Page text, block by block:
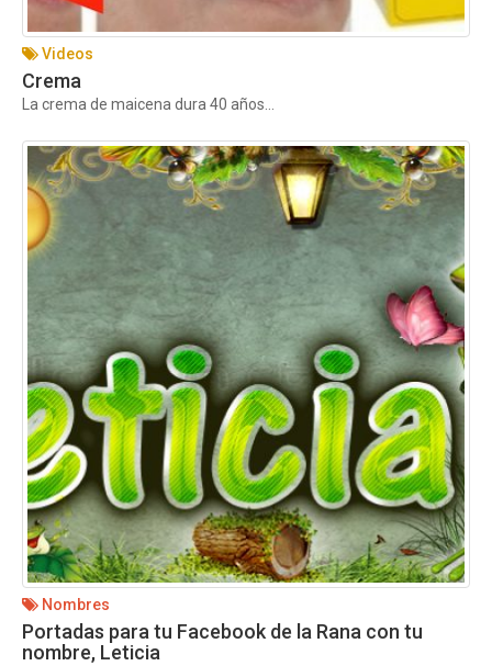
Videos
Crema
La crema de maicena dura 40 años...
Nombres
Portadas para tu Facebook de la Rana con tu
nombre, Leticia